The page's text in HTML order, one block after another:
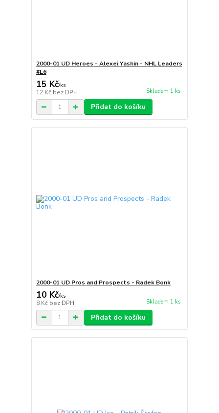
2000-01 UD Heroes - Alexei Yashin - NHL Leaders
#L6
15 Kč/ks
12 Kč bez DPH Skladem 1 ks
Přidat do košíku
2000-01 UD Pros and Prospects - Radek Bonk
10 Kč/ks
8 Kč bez DPH Skladem 1 ks
Přidat do košíku